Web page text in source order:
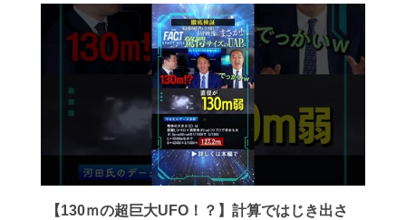
【130ｍの超巨大UFO！？】計算ではじき出さ